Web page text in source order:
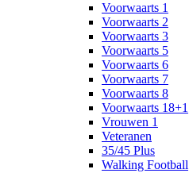
Voorwaarts 1
Voorwaarts 2
Voorwaarts 3
Voorwaarts 5
Voorwaarts 6
Voorwaarts 7
Voorwaarts 8
Voorwaarts 18+1
Vrouwen 1
Veteranen
35/45 Plus
Walking Football